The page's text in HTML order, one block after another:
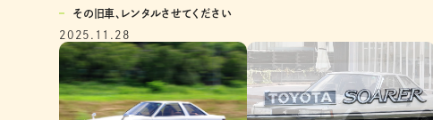
その旧車、レンタルさせてください
2025.11.28